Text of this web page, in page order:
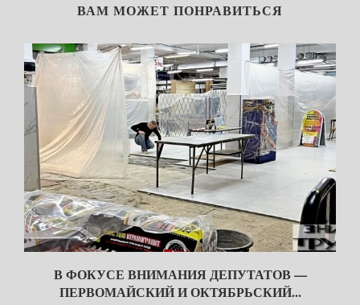
ВАМ МОЖЕТ ПОНРАВИТЬСЯ
В ФОКУСЕ ВНИМАНИЯ ДЕПУТАТОВ —
ПЕРВОМАЙСКИЙ И ОКТЯБРЬСКИЙ...